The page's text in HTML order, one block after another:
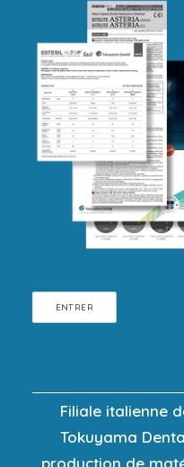
ENTRER
Filiale italienne
Tokuyama
production de